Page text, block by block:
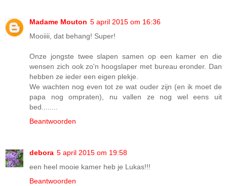
Madame Mouton 5 april 2015 om 16:36
Mooiiii, dat behang! Super!
Onze jongste twee slapen samen op een kamer en die
wensen zich ook zo'n hoogslaper met bureau eronder. Dan
hebben ze ieder een eigen plekje.
We wachten nog even tot ze wat ouder zijn (en ik moet de
papa nog ompraten), nu vallen ze nog wel eens uit
bed........
Beantwoorden
debora 5 april 2015 om 19:58
een heel mooie kamer heb je Lukas!!!
Beantwoorden